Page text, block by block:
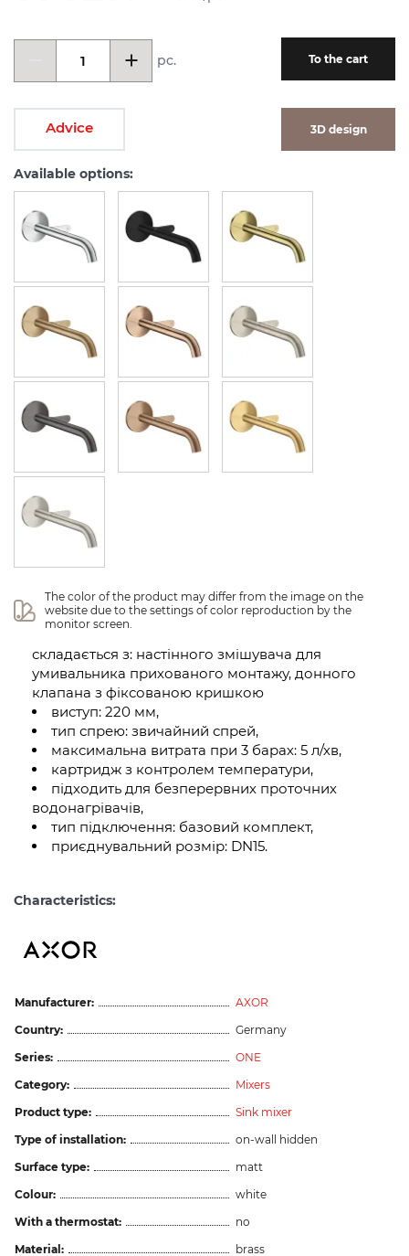
pc. To the cart
Advice 3D design
Available options:
The color of the product may differ from the image on the
website due to the settings of color reproduction by the
monitor screen.
складається з: настінного змішувача для
умивальника прихованого монтажу, донного
клапана з фіксованою кришкою
виступ: 220 мм,
тип спрею: звичайний спрей,
максимальна витрата при 3 барах: 5 л/хв,
картридж з контролем температури,
підходить для безперервних проточних
водонагрівачів,
тип підключення: базовий комплект,
приєднувальний розмір: DN15.
Characteristics:
Manufacturer:
AXOR
Country:
Germany
Series:
ONE
Category:
Mixers
Product type:
Sink mixer
Type of installation:
on-wall hidden
Surface type:
matt
Colour:
white
With a thermostat:
no
Material:
brass